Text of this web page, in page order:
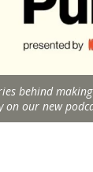
behind
on our new